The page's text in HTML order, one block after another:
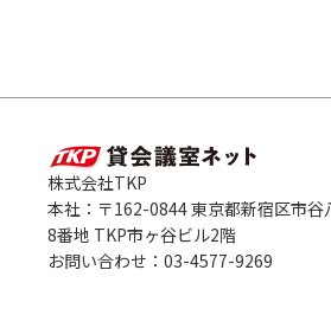
株式会社TKP
本社：〒162-0844 東京都新宿区市谷
8番地 TKP市ヶ谷ビル2階
お問い合わせ：03-4577-9269